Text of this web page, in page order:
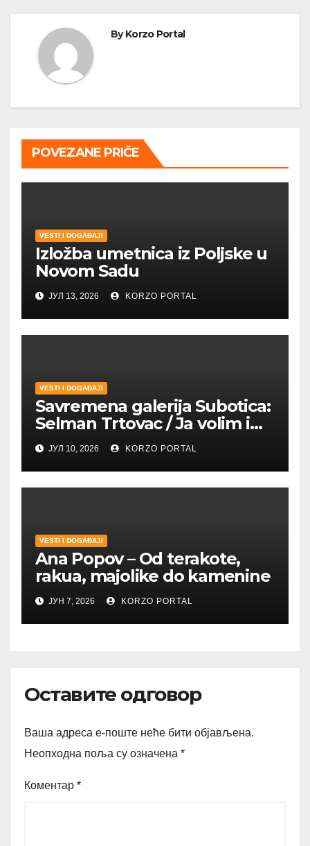
ByKorzo Portal
POVEZANE PRIČE
VESTI I DOGAĐAJI
Izložba umetnica iz Poljske u
Novom Sadu
ЈУЛ 13, 2026 KORZO PORTAL
VESTI I DOGAĐAJI
Savremena galerija Subotica:
Selman Trtovac / Ja volim i
umetnost drugih
ЈУЛ 10, 2026 KORZO PORTAL
VESTI I DOGAĐAJI
Ana Popov – Od terakote,
rakua, majolike do kamenine
ЈУН 7, 2026 KORZO PORTAL
Оставите одговор
Ваша адреса е-поште неће бити објављена.
Неопходна поља су означена *
Коментар *